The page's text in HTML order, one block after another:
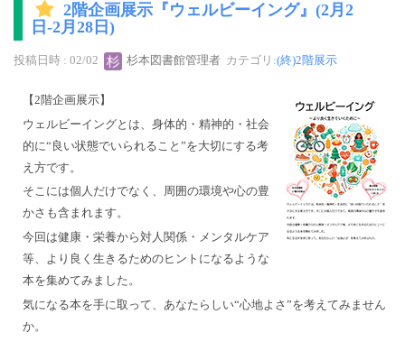
2階企画展示『ウェルビーイング』(2月2
日-2月28日)
投稿日時 : 02/02 杉本図書館管理者 カテゴリ:(終)2階展示
【2階企画展示】
ウェルビーイングとは、身体的・精神的・社会
的に“良い状態でいられること”を大切にする考
え方です。
そこには個人だけでなく、周囲の環境や心の豊
かさも含まれます。
今回は健康・栄養から対人関係・メンタルケア
等、より良く生きるためのヒントになるような
本を集めてみました。
気になる本を手に取って、あなたらしい“心地よさ”を考えてみません
か。